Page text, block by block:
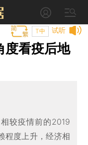
试听
T中
度看疫后地
较疫情前的2019
程度上升，经济相